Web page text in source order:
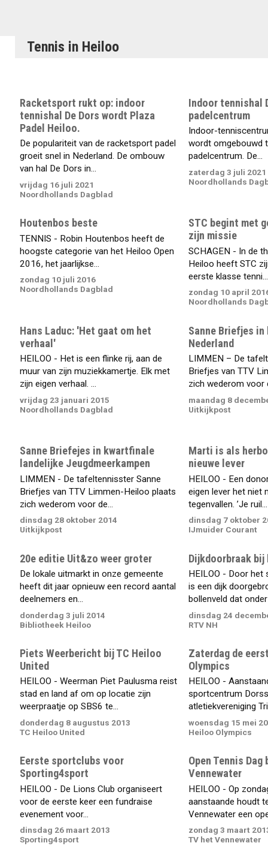
Tennis in Heiloo
Racketsport rukt op: indoor
tennishal De Dors wordt Plaza
Padel Heiloo.
De populariteit van de racketsport padel
groeit snel in Nederland. De ombouw
van hal De Dors in...
vrijdag 16 juli 2021
Noordhollands Dagblad
Indoor tennishal
padelcentrum
Indoor-
wordt omgebouwd
padelcentrum. De...
zaterdag 3 juli 2021
Noordhollands
Houtenbos beste
TENNIS - Robin Houtenbos heeft de
hoogste categorie van het Heiloo Open
2016, het jaarlijkse...
zondag 10 juli 2016
Noordhollands Dagblad
STC begint met
zijn missie
SCHAGEN - In de
Heiloo heeft STC
eerste klasse tenni...
zondag 10 april
Noordhollands
Hans Laduc: 'Het gaat om het
verhaal'
HEILOO - Het is een flinke rij, aan de
muur van zijn muziekkamertje. Elk met
zijn eigen verhaal. ...
vrijdag 23 januari 2015
Noordhollands Dagblad
Sanne Briefjes
Nederland
LIMMEN – De
Briefjes van TTV
zich wederom voor
maandag 8
Uitkijkpost
Sanne Briefejes in kwartfinale
landelijke Jeugdmeerkampen
LIMMEN - De tafeltennisster Sanne
Briefjes van TTV Limmen-Heiloo plaats
zich wederom voor de...
dinsdag 28 oktober 2014
Uitkijkpost
Marti is als
nieuwe lever
HEILOO - Een
eigen lever het niet
tegenvallen. ’Je ruil...
dinsdag 7 oktober
IJmuider Courant
20e editie Uit&zo weer groter
De lokale uitmarkt in onze gemeente
heeft dit jaar opnieuw een record aantal
deelnemers en...
donderdag 3 juli 2014
Bibliotheek Heiloo
Dijkdoorbraak
HEILOO - Door het
is een dijk
bollenveld dat
dinsdag 24
RTV NH
Piets Weerbericht bij TC Heiloo
United
HEILOO - Weerman Piet Paulusma reist
stad en land af om op locatie zijn
weerpraatje op SBS6 te...
donderdag 8 augustus 2013
TC Heiloo United
Zaterdag de
Olympics
HEILOO -
sportcentrum
atletiekvereniging
woensdag 15 mei
Heiloo Olympics
Eerste sportclubs voor
Sporting4sport
HEILOO - De Lions Club organiseert
voor de eerste keer een fundraise
evenement voor...
dinsdag 26 maart 2013
Sporting4sport
Open Tennis Dag
Vennewater
HEILOO - Op
aanstaande houdt
Vennewater een
zondag 3 maart
TV het Vennewater